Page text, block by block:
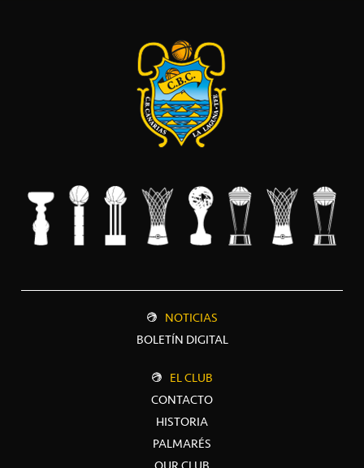
NOTICIAS
BOLETÍN DIGITAL
EL CLUB
CONTACTO
HISTORIA
PALMARÉS